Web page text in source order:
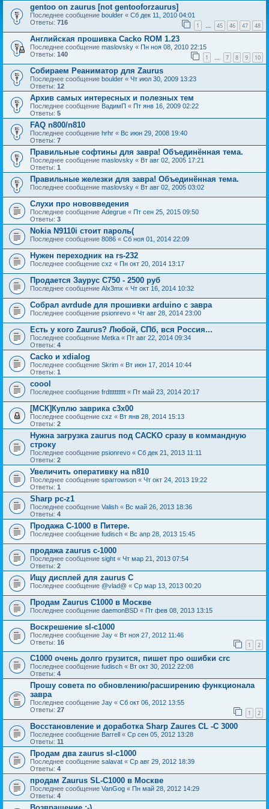
gentoo on zaurus [not gentooforzaurus]
Последнее сообщение boulder « Сб дек 11, 2010 04:01
Ответы: 716 1 … 45 46 47 48
Английская прошивка Cacko ROM 1.23
Последнее сообщение maslovsky « Пн ноя 08, 2010 22:15
Ответы: 140 1 … 7 8 9 10
Собираем Реаниматор для Zaurus
Последнее сообщение boulder « Чт июл 30, 2009 13:23
Ответы: 12
Архив самых интересных и полезных тем
Последнее сообщение ВадимП « Пт янв 16, 2009 02:22
Ответы: 5
FAQ n800/n810
Последнее сообщение hrhr « Вс июн 29, 2008 19:40
Ответы: 7
Правильные софтины для завра! Объединённая тема.
Последнее сообщение maslovsky « Вт авг 02, 2005 17:21
Ответы: 1
Правильные железки для завра! Объединённая тема.
Последнее сообщение maslovsky « Вт авг 02, 2005 03:02
Слухи про нововведения
Последнее сообщение Adegrue « Пт сен 25, 2015 09:50
Ответы: 3
Nokia N9110i стоит пароль(
Последнее сообщение 8086 « Сб ноя 01, 2014 22:09
Нужен переходник на rs-232
Последнее сообщение cxz « Пн окт 20, 2014 13:17
Продается Заурус С750 - 2500 руб
Последнее сообщение Alx3mx « Чт окт 16, 2014 10:32
Собрал avrdude для прошивки arduino с завра
Последнее сообщение psionrevo « Чт авг 28, 2014 23:00
Есть у кого Zaurus? Любой, СПб, вся Россия...
Последнее сообщение Metka « Пт авг 22, 2014 09:34
Ответы: 4
Cacko и xdialog
Последнее сообщение Skrim « Вт июн 17, 2014 10:44
Ответы: 1
coool
Последнее сообщение frdttttttttt « Пт май 23, 2014 20:17
[МСК]Куплю заврика c3x00
Последнее сообщение cxz « Вт янв 28, 2014 15:13
Ответы: 2
Нужна загрузка zaurus под CACKO сразу в коммандную
строку
Последнее сообщение psionrevo « Сб дек 21, 2013 11:11
Ответы: 2
Увеличить оперативку на n810
Последнее сообщение sparrowson « Чт окт 24, 2013 19:22
Ответы: 1
Sharp pc-z1
Последнее сообщение Valish « Вс май 26, 2013 18:36
Ответы: 4
Продажа C-1000 в Питере.
Последнее сообщение fudisch « Вс апр 28, 2013 15:45
продажа zaurus c-1000
Последнее сообщение sight « Чт мар 21, 2013 07:54
Ответы: 2
Ищу дисплей для zaurus C
Последнее сообщение @vlad@ « Ср мар 13, 2013 00:20
Продам Zaurus C1000 в Москве
Последнее сообщение daemonBSD « Пт фев 08, 2013 13:15
Воскрешение sl-c1000
Последнее сообщение Jay « Вт ноя 27, 2012 11:46
Ответы: 16 1 2
C1000 очень долго грузится, пишет про ошибки crc
Последнее сообщение fudisch « Вт окт 30, 2012 22:08
Ответы: 4
Прошу совета по обновлению/расширению функционала
завра
Последнее сообщение Jay « Сб окт 06, 2012 13:55
Ответы: 27 1 2
Восстановление и доработка Sharp Zaures CL -C 3000
Последнее сообщение Barrell « Ср сен 05, 2012 13:28
Ответы: 11
Продам два zaurus sl-c1000
Последнее сообщение salavat « Ср авг 29, 2012 18:39
Ответы: 4
продам Zaurus SL-C1000 в Москве
Последнее сообщение VanGog « Пн май 28, 2012 14:29
Ответы: 4